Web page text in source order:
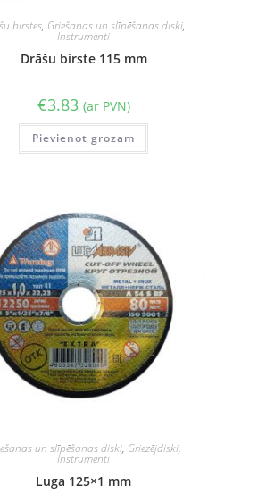
birstes, Griešanas un slīpēšanas diski,
Instrumenti
Drāšu birste 115 mm
€3.83 (ar PVN)
Pievienot grozam
un slīpēšanas diski, Griezējdiski,
Instrumenti
Luga 125×1 mm